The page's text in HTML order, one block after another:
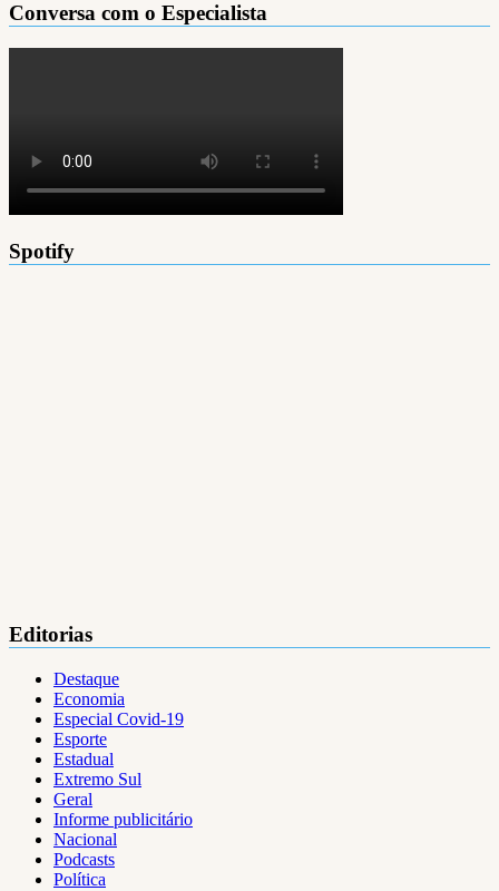
Conversa com o Especialista
Spotify
Editorias
Destaque
Economia
Especial Covid-19
Esporte
Estadual
Extremo Sul
Geral
Informe publicitário
Nacional
Podcasts
Política